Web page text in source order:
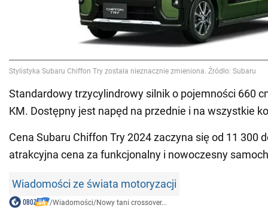
Standardowy trzycylindrowy silnik o pojemności 660
KM. Dostępny jest napęd na przednie i na wszystkie
Cena Subaru Chiffon Try 2024 zaczyna się od 11 300
atrakcyjna cena za funkcjonalny i nowoczesny
Wiadomości ze świata motoryzacji
/Wiadomości/Nowy tani crossover...